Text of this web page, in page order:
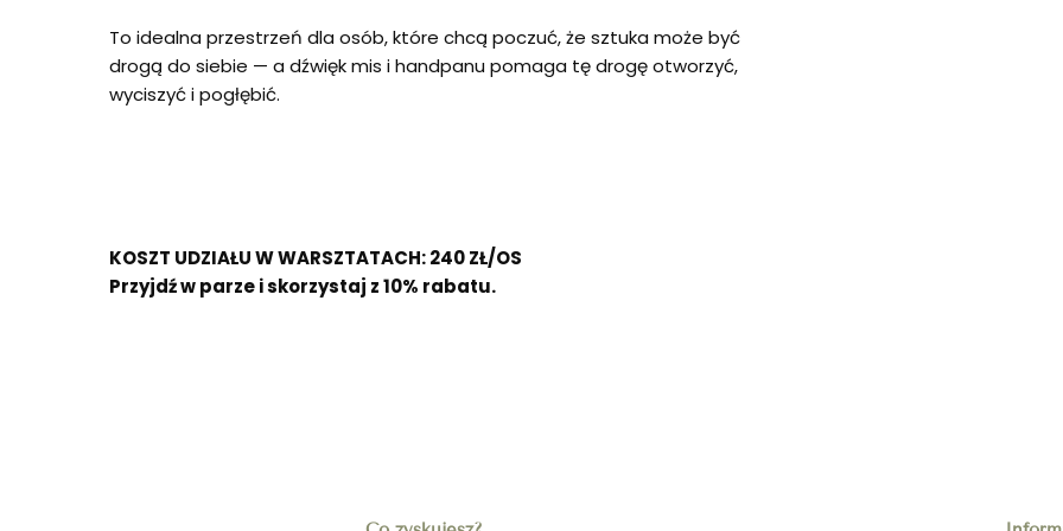
To idealna przestrzeń dla osób, które chcą poczuć, że sztuka może być
drogą do siebie — a dźwięk mis i handpanu pomaga tę drogę otworzyć,
wyciszyć i pogłębić.
KOSZT UDZIAŁU W WARSZTATACH: 240 ZŁ/OS
Przyjdź w parze i skorzystaj z 10% rabatu.